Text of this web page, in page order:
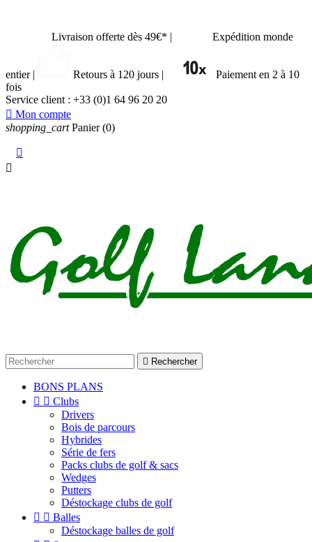
Livraison offerte dès 49€* | Expédition monde
entier | Retours à 120 jours |
Paiement en 2 à 10
fois
Service client : +33 (0)1 64 96 20 20
 Mon compte
shopping_cart Panier (0)


 Rechercher
BONS PLANS
  Clubs
Drivers
Bois de parcours
Hybrides
Série de fers
Packs clubs de golf & sacs
Wedges
Putters
Déstockage clubs de golf
  Balles
Déstockage balles de golf